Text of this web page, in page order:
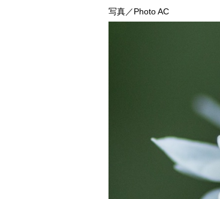
写真／Photo AC